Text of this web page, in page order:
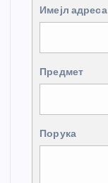
Имејл адреса
Предмет
Порука